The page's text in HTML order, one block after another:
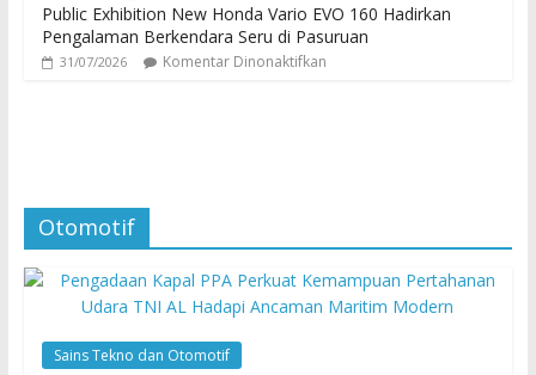
Public Exhibition New Honda Vario EVO 160 Hadirkan
Pengalaman Berkendara Seru di Pasuruan
31/07/2026 Komentar Dinonaktifkan
Otomotif
Sains Tekno dan Otomotif